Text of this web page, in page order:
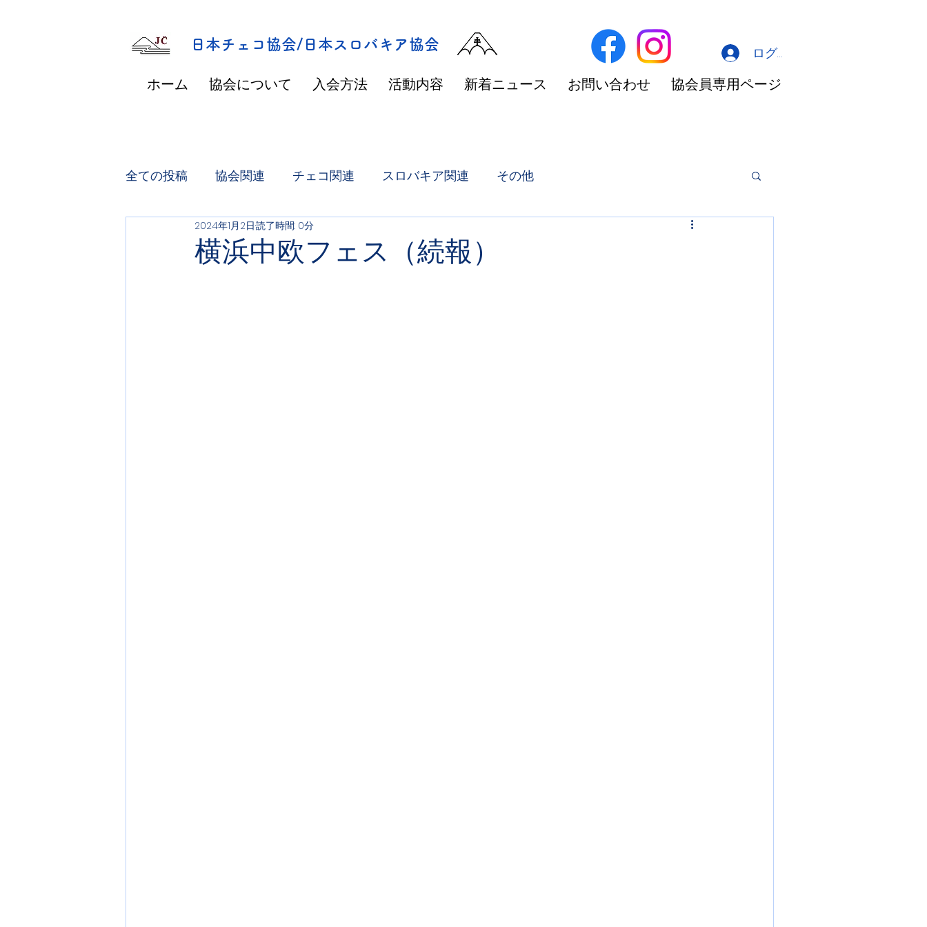
​日本チェコ協会/日本スロバキア協会
ホーム 協会について 入会方法 活動内容 新着ニュース お問い合わせ 協会員専用ページ
ログイン
全ての投稿 協会関連 チェコ関連 スロバキア関連 その他
横浜中欧フェス（続報）
2024年1月2日読了時間: 0分